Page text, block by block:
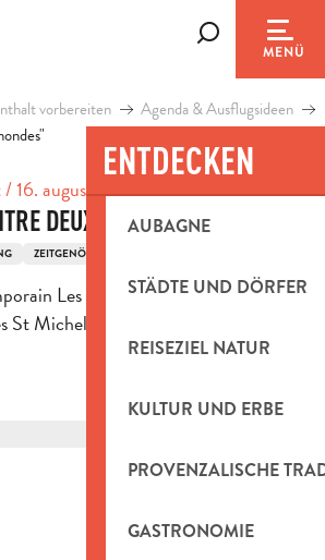
MENÜ
ENTDECKEN
AUBAGNE
STÄDTE UND DÖRFER
REISEZIEL NATUR
KULTUR UND ERBE
PROVENZALISCHE
GASTRONOMIE
vorbereiten
Agenda & Ausflugsideen
16. august > 17. oktober
DEUX MONDES"
ZEITGENÖSSISCHE KUNST
Les Pénitents Noirs, Impasse du
St Michel, 13400 Aubagne